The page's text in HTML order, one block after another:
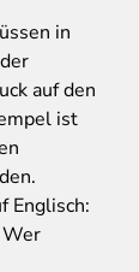
in
auf den
ist
Englisch:
Wer